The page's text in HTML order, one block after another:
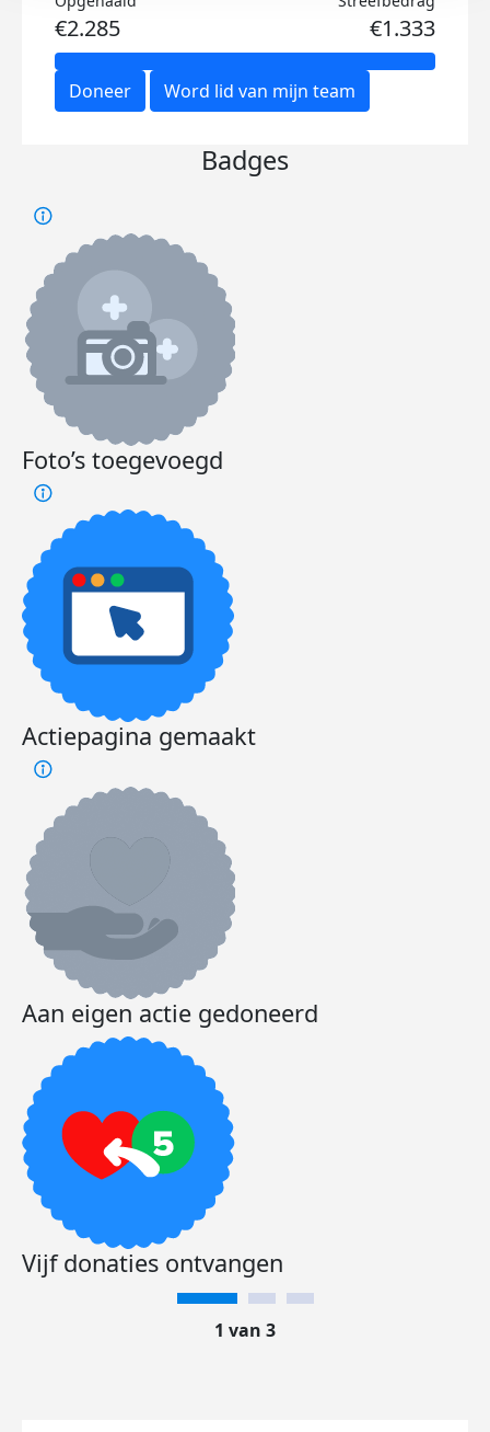
€2.285 €1.333
Doneer Word lid van mijn team
Badges
Foto’s toegevoegd
Actiepagina gemaakt
Aan eigen actie gedoneerd
Vijf donaties ontvangen
1 van 3